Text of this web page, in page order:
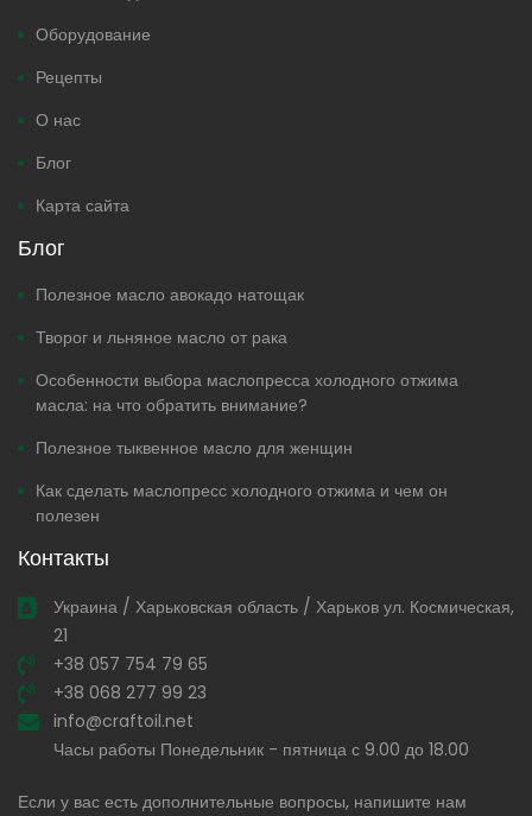
Оборудование
Рецепты
О нас
Блог
Карта сайта
Блог
Полезное масло авокадо натощак
Творог и льняное масло от рака
Особенности выбора маслопресса холодного отжима
масла: на что обратить внимание?
Полезное тыквенное масло для женщин
Как сделать маслопресс холодного отжима и чем он
полезен
Контакты
Украина / Харьковская область / Харьков ул. Космическая,
21
+38 057 754 79 65
+38 068 277 99 23
info@craftoil.net
Часы работы Понедельник - пятница с 9.00 до 18.00
Если у вас есть дополнительные вопросы, напишите нам